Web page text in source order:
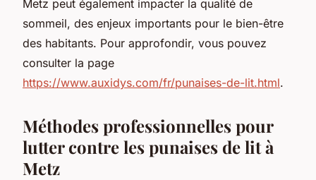
Metz peut également impacter la qualité de
sommeil, des enjeux importants pour le bien-être
des habitants. Pour approfondir, vous pouvez
consulter la page
https://www.auxidys.com/fr/punaises-de-lit.html.
Méthodes professionnelles pour
lutter contre les punaises de lit à
Metz